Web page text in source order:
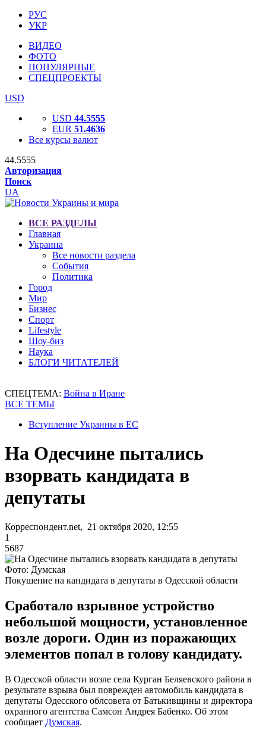
РУС
УКР
ВИДЕО
ФОТО
ПОПУЛЯРНЫЕ
СПЕЦПРОЕКТЫ
USD
USD 44.5555
EUR 51.4636
Все курсы валют
44.5555
Авторизация
Поиск
UA
ВСЕ РАЗДЕЛЫ
Главная
Украина
Все новости раздела
События
Политика
Город
Мир
Бизнес
Спорт
Lifestyle
Шоу-биз
Наука
БЛОГИ ЧИТАТЕЛЕЙ
СПЕЦТЕМА: Война в Иране
ВСЕ ТЕМЫ
Вступление Украины в ЕС
На Одесчине пытались
взорвать кандидата в
депутаты
Корреспондент.net, 21 октября 2020, 12:55
1
5687
Фото: Думская
Покушение на кандидата в депутаты в Одесской области
Сработало взрывное устройство
небольшой мощности, установленное
возле дороги. Один из поражающих
элементов попал в голову кандидату.
В Одесской области возле села Курган Беляевского района в
результате взрыва был поврежден автомобиль кандидата в
депутаты Одесского облсовета от Батькивщины и директора
охранного агентства Самсон Андрея Бабенко. Об этом
сообщает Думская.